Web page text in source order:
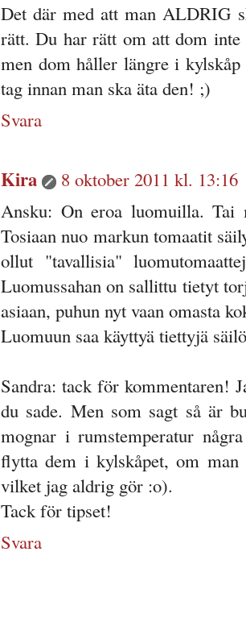
Det där med att man ALDRIG
rätt. Du har rätt om att dom
men dom håller längre i
tag innan man ska äta den! ;)
Svara
Kira
8 oktober 2011 kl. 13:16
Ansku: On eroa luomuilla. Tai
Tosiaan nuo markun tomaatit
ollut "tavallisia"
Luomussahan on sallittu tietyt
asiaan, puhun nyt vaan omasta
Luomuun saa käyttyä tiettyjä
Sandra: tack för kommentaren!
du sade. Men som sagt så är
mognar i rumstemperatur
flytta dem i kylskåpet, om
vilket jag aldrig gör :o).
Tack för tipset!
Svara